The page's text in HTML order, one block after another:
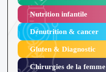
Nutrition infantile
Dénutrition & cancer
Gluten & Diagnostic
Chirurgies de la femme